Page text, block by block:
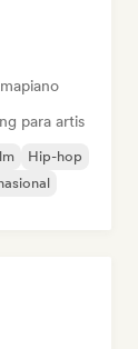
para artis
Hip-hop